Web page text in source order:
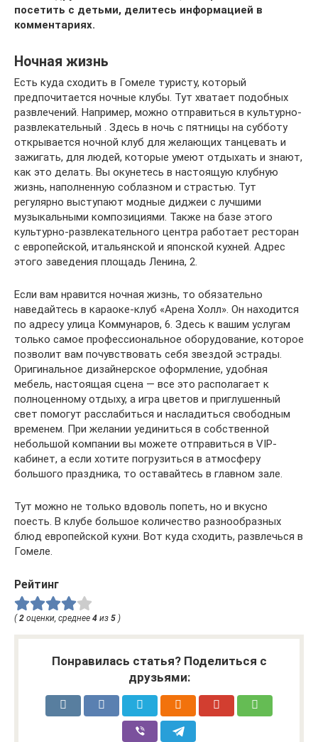
посетить с детьми, делитесь информацией в
комментариях.
Ночная жизнь
Есть куда сходить в Гомеле туристу, который
предпочитается ночные клубы. Тут хватает подобных
развлечений. Например, можно отправиться в культурно-
развлекательный . Здесь в ночь с пятницы на субботу
открывается ночной клуб для желающих танцевать и
зажигать, для людей, которые умеют отдыхать и знают,
как это делать. Вы окунетесь в настоящую клубную
жизнь, наполненную соблазном и страстью. Тут
регулярно выступают модные диджеи с лучшими
музыкальными композициями. Также на базе этого
культурно-развлекательного центра работает ресторан
с европейской, итальянской и японской кухней. Адрес
этого заведения площадь Ленина, 2.
Если вам нравится ночная жизнь, то обязательно
наведайтесь в караоке-клуб «Арена Холл». Он находится
по адресу улица Коммунаров, 6. Здесь к вашим услугам
только самое профессиональное оборудование, которое
позволит вам почувствовать себя звездой эстрады.
Оригинальное дизайнерское оформление, удобная
мебель, настоящая сцена — все это располагает к
полноценному отдыху, а игра цветов и приглушенный
свет помогут расслабиться и насладиться свободным
временем. При желании уединиться в собственной
небольшой компании вы можете отправиться в VIP-
кабинет, а если хотите погрузиться в атмосферу
большого праздника, то оставайтесь в главном зале.
Тут можно не только вдоволь попеть, но и вкусно
поесть. В клубе большое количество разнообразных
блюд европейской кухни. Вот куда сходить, развлечься в
Гомеле.
Рейтинг
( 2 оценки, среднее 4 из 5 )
Понравилась статья? Поделиться с
друзьями: